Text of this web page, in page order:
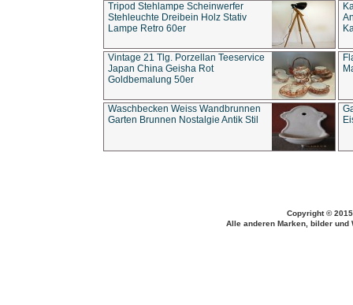
Tripod Stehlampe Scheinwerfer
Stehleuchte Dreibein Holz Stativ
Lampe Retro 60er
Vintage 21 Tlg. Porzellan Teeservice
Japan China Geisha Rot
Goldbemalung 50er
Waschbecken Weiss Wandbrunnen
Garten Brunnen Nostalgie Antik Stil
Copyright ©
Alle anderen Marken, bilder und